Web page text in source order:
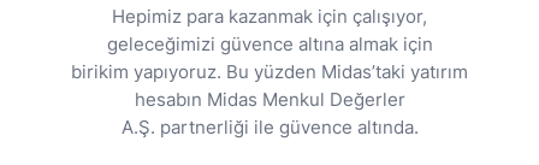
Hepimiz para kazanmak için çalışıyor,
geleceğimizi güvence altına almak için
birikim yapıyoruz. Bu yüzden Midas’taki yatırım
hesabın Midas Menkul Değerler
A.Ş. partnerliği ile güvence altında.